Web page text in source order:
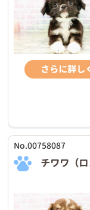
さらに詳し
No.00758087
チワワ（ロ